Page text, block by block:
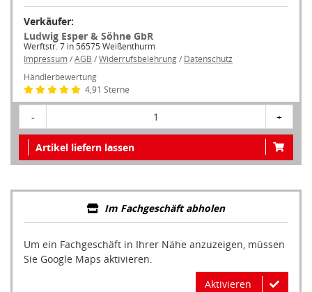
Verkäufer:
Ludwig Esper & Söhne GbR
Werftstr. 7 in 56575 Weißenthurm
Impressum/AGB /Widerrufsbelehrung/ Datenschutz
Händlerbewertung
4,91 Sterne
- 1 +
Artikel liefern lassen
Im Fachgeschäft abholen
Um ein Fachgeschäft in Ihrer Nähe anzuzeigen, müssen
Sie Google Maps aktivieren.
Aktivieren